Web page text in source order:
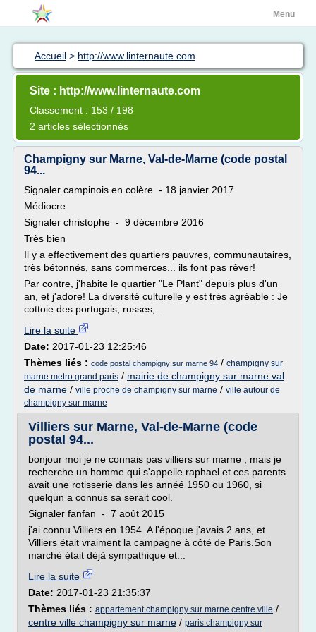
Menu
Accueil > http://www.linternaute.com
Site : http://www.linternaute.com
Classement : 153 / 198
2 articles sélectionnés
Champigny sur Marne, Val-de-Marne (code postal
94...
Signaler campinois en colère - 18 janvier 2017
Médiocre
Signaler christophe - 9 décembre 2016
Très bien
Il y a effectivement des quartiers pauvres, communautaires,
très bétonnés, sans commerces... ils font pas rêver!
Par contre, j'habite le quartier "Le Plant" depuis plus d'un
an, et j'adore! La diversité culturelle y est très agréable : Je
cottoie des portugais, russes,...
Lire la suite
Date: 2017-01-23 12:25:46
Thèmes liés : code postal champigny sur marne 94 / champigny sur
marne metro grand paris / mairie de champigny sur marne val
de marne / ville proche de champigny sur marne / ville autour de
champigny sur marne
Villiers sur Marne, Val-de-Marne (code
postal 94...
bonjour moi je ne connais pas villiers sur marne , mais je
recherche un homme qui s'appelle raphael et ces parents
avait une rotisserie dans les annéé 1950 ou 1960, si
quelqun a connus sa serait cool.
Signaler fanfan - 7 août 2015
j'ai connu Villiers en 1954. A l'époque j'avais 2 ans, et
Villiers était vraiment la campagne à côté de Paris.Son
marché était déjà sympathique et...
Lire la suite
Date: 2017-01-23 21:35:37
Thèmes liés : appartement champigny sur marne centre ville /
centre ville champigny sur marne / paris champigny sur